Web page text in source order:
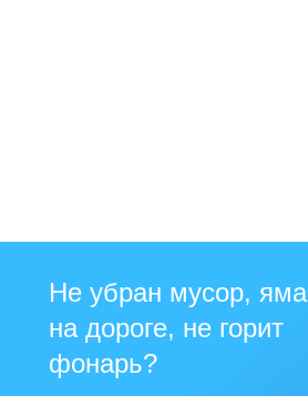
Не убран мусор, яма
на дороге, не горит
фонарь?